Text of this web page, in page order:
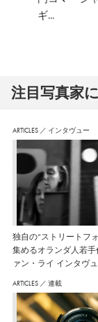
ギ...
注⽬写真家
ARTICLES ／ インタヴュー
独自の“ストリートフ
集めるオランダ人若
ァン・ライ インタヴ
ARTICLES ／ 連載